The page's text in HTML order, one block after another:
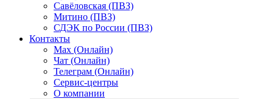
Савёловская (ПВЗ)
Митино (ПВЗ)
СДЭК по России (ПВЗ)
Контакты
Max (Онлайн)
Чат (Онлайн)
Телеграм (Онлайн)
Сервис-центры
О компании